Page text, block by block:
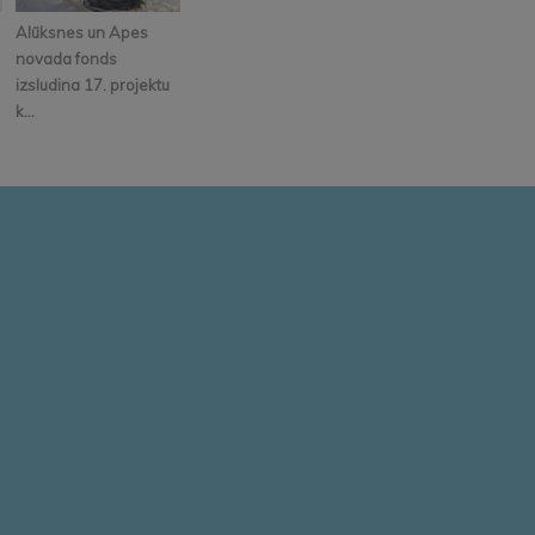
Alūksnes un Apes
novada fonds
izsludina 17. projektu
k...